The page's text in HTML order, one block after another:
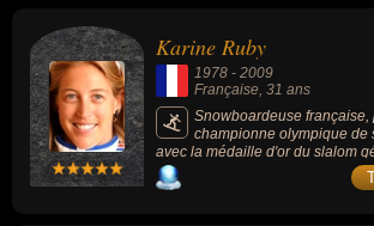
également avoir été sportive.
Karine Ruby
1978 - 2009
Française, 31 ans
Snowboardeuse française,
championne olympique de
avec la médaille d'or du slalom
Jeux olympiques de Nagano en
médaille d'argent aux Jeux de